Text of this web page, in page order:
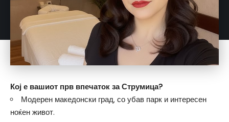
Кој е вашиот прв впечаток за Струмица?
Модерен македонски град, со убав парк и интересен
ноќен живот.